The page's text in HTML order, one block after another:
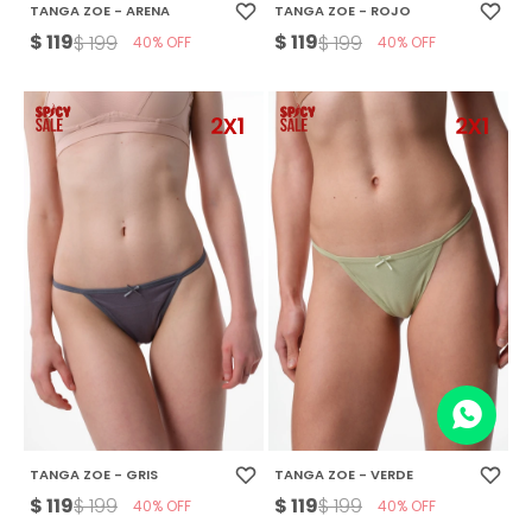
TANGA ZOE - ARENA
$119$199 40
TANGA ZOE - ROJO
$119$199 40
TANGA ZOE - GRIS
$119$199 40
TANGA ZOE - VERDE
$119$199 40